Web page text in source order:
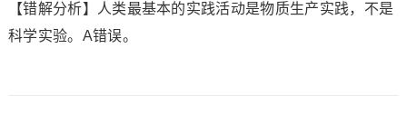
【错解分析】人类最基本的实践活动是物质生产实践，不是
科学实验。A错误。